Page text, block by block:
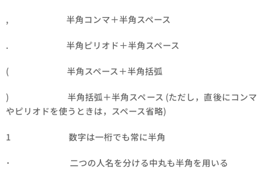
, 半角コンマ＋半角スペース
. 半角ピリオド＋半角スペース
( 半角スペース＋半角括弧
) 半角括弧＋半角スペース (ただし，直後にコンマ
やピリオドを使うときは，スペース省略)
1 数字は一桁でも常に半角
･ 二つの人名を分ける中丸も半角を用いる